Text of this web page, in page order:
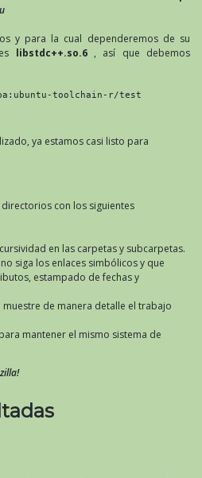
y para la cual dependeremos de su
libstdc++.so.6, así que debemos
toolchain-r/test
ya estamos casi listo para
con los siguientes
en las carpetas y subcarpetas.
siga los enlaces simbólicos y que
estampado de fechas y
muestre de manera detalle el trabajo
para mantener el mismo sistema de